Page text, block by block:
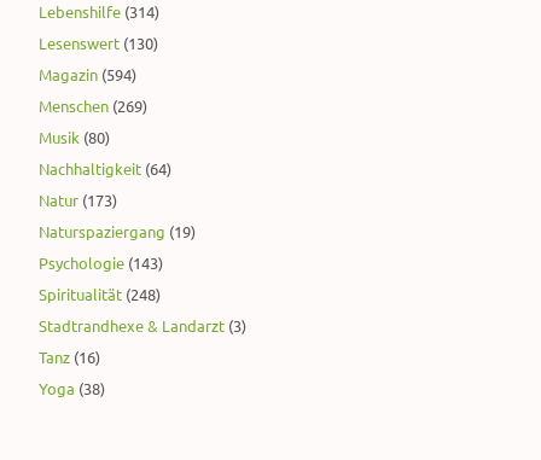
Lebenshilfe (314)
Lesenswert (130)
Magazin (594)
Menschen (269)
Musik (80)
Nachhaltigkeit (64)
Natur (173)
Naturspaziergang (19)
Psychologie (143)
Spiritualität (248)
Stadtrandhexe & Landarzt (3)
Tanz (16)
Yoga (38)